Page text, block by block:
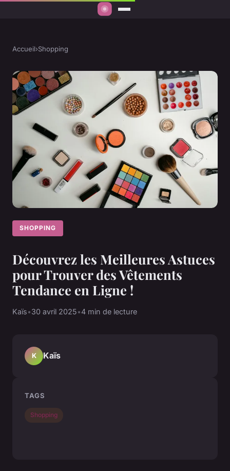
Accueil›Shopping
SHOPPING
Découvrez les Meilleures Astuces
pour Trouver des Vêtements
Tendance en Ligne !
Kaïs•30 avril 2025•4 min de lecture
K Kaïs
TAGS
Shopping